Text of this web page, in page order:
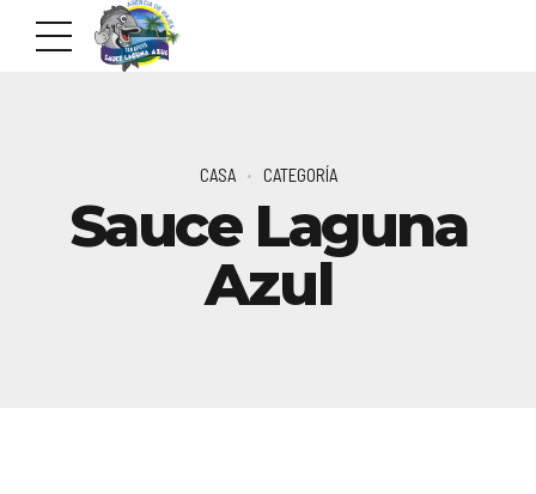
CASA CATEGORÍA
Sauce Laguna
Azul